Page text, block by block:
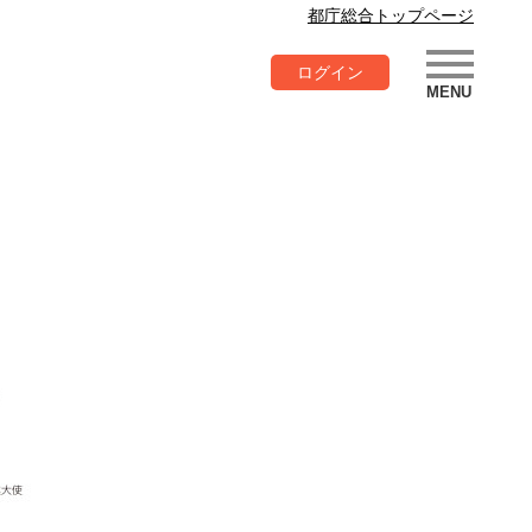
都庁総合トップページ
ログイン